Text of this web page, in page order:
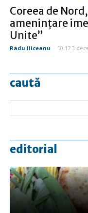
Coreea de
ameninţare
Unite”
Radu Iliceanu - 10:17 3
caută
editorial